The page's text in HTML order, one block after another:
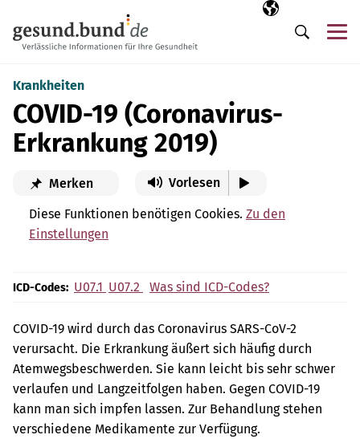
Ausgewählte
DE
Suche
Krankheiten
COVID-19 (Coronavirus-
Erkrankung 2019)
Merken Vorlesen
Diese Funktionen benötigen Cookies. Zu den
Einstellungen
ICD-Codes: U07.1 U07.2 Was sind ICD-Codes?
COVID-19 wird durch das Coronavirus SARS-CoV-2
verursacht. Die Erkrankung äußert sich häufig durch
Atemwegsbeschwerden. Sie kann leicht bis sehr schwer
verlaufen und Langzeitfolgen haben. Gegen COVID-19
kann man sich impfen lassen. Zur Behandlung stehen
verschiedene Medikamente zur Verfügung.